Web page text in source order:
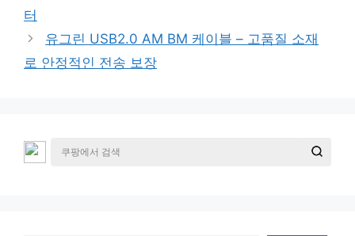
터
유그린 USB2.0 AM BM 케이블 – 고품질 소재
로 안정적인 전송 보장